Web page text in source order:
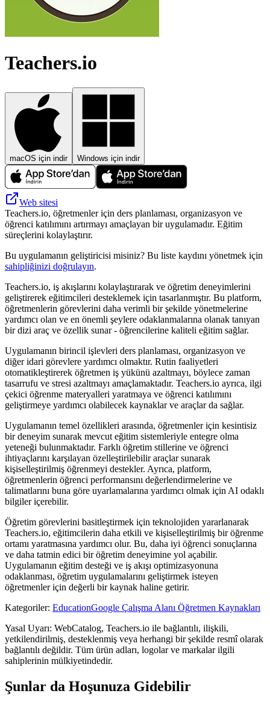
Teachers.io
macOS için indir Windows için indir
Web sitesi
Teachers.io, öğretmenler için ders planlaması, organizasyon ve
öğrenci katılımını artırmayı amaçlayan bir uygulamadır. Eğitim
süreçlerini kolaylaştırır.
Bu uygulamanın geliştiricisi misiniz? Bu liste kaydını yönetmek için
sahipliğinizi doğrulayın.
Teachers.io, iş akışlarını kolaylaştırarak ve öğretim deneyimlerini
geliştirerek eğitimcileri desteklemek için tasarlanmıştır. Bu platform,
öğretmenlerin görevlerini daha verimli bir şekilde yönetmelerine
yardımcı olan ve en önemli şeylere odaklanmalarına olanak tanıyan
bir dizi araç ve özellik sunar - öğrencilerine kaliteli eğitim sağlar.
Uygulamanın birincil işlevleri ders planlaması, organizasyon ve
diğer idari görevlere yardımcı olmaktır. Rutin faaliyetleri
otomatikleştirerek öğretmen iş yükünü azaltmayı, böylece zaman
tasarrufu ve stresi azaltmayı amaçlamaktadır. Teachers.io ayrıca, ilgi
çekici öğrenme materyalleri yaratmaya ve öğrenci katılımını
geliştirmeye yardımcı olabilecek kaynaklar ve araçlar da sağlar.
Uygulamanın temel özellikleri arasında, öğretmenler için kesintisiz
bir deneyim sunarak mevcut eğitim sistemleriyle entegre olma
yeteneği bulunmaktadır. Farklı öğretim stillerine ve öğrenci
ihtiyaçlarını karşılayan özelleştirilebilir araçlar sunarak
kişiselleştirilmiş öğrenmeyi destekler. Ayrıca, platform,
öğretmenlerin öğrenci performansını değerlendirmelerine ve
talimatlarını buna göre uyarlamalarına yardımcı olmak için AI odaklı
bilgiler içerebilir.
Öğretim görevlerini basitleştirmek için teknolojiden yararlanarak
Teachers.io, eğitimcilerin daha etkili ve kişiselleştirilmiş bir öğrenme
ortamı yaratmasına yardımcı olur. Bu, daha iyi öğrenci sonuçlarına
ve daha tatmin edici bir öğretim deneyimine yol açabilir.
Uygulamanın eğitim desteği ve iş akışı optimizasyonuna
odaklanması, öğretim uygulamalarını geliştirmek isteyen
öğretmenler için değerli bir kaynak haline getirir.
Kategoriler: EducationGoogle Çalışma Alanı Öğretmen Kaynakları
Yasal Uyarı: WebCatalog, Teachers.io ile bağlantılı, ilişkili,
yetkilendirilmiş, desteklenmiş veya herhangi bir şekilde resmî olarak
bağlantılı değildir. Tüm ürün adları, logolar ve markalar ilgili
sahiplerinin mülkiyetindedir.
Şunlar da Hoşunuza Gidebilir